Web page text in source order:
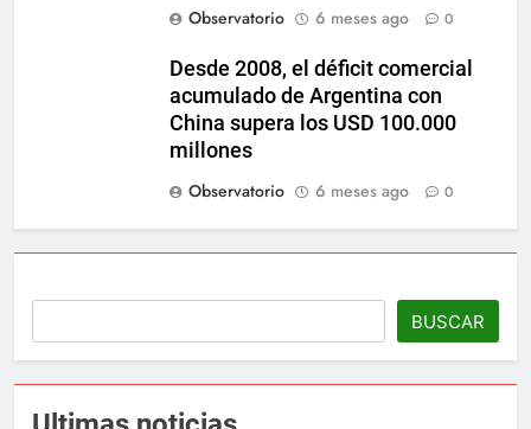
Observatorio
6 meses ago 0
Desde 2008, el déficit comercial
acumulado de Argentina con
China supera los USD 100.000
millones
Observatorio
6 meses ago 0
BUSCAR